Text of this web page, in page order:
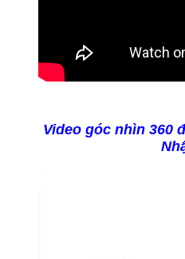
Video góc nhìn 360